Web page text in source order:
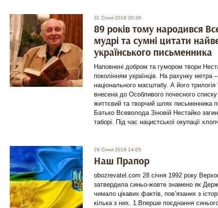
31 Січня 2019 20:39
89 років тому народився
мудрі та сумні цитати
українського письменника
Наповнені добром та гумором твори
поколінням українців. На рахунку метра
національного масштабу. А його трилогія
внесена до Особливого почесного
життєвий та творчий шлях письменника
Батько Всеволода Зіновій Нестайко
таборі. Під час нацистської окупації
29 Січня 2019 14:05
Наш Прапор
obozrevatel.com 28 cічня 1992 року
затвердила синьо-жовте знамено як
чимало цікавих фактів, пов’язаних з
кілька з них. 1.Вперше поєднання